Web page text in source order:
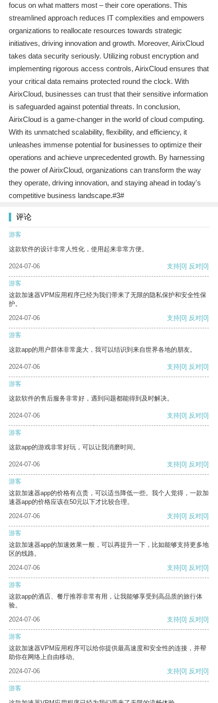
focus on what matters most – their core operations. This
streamlined approach reduces IT complexities and empowers
organizations to reallocate resources towards strategic
initiatives, driving innovation and growth. Moreover, AirixCloud
takes data security seriously. Utilizing robust encryption and
implementing rigorous access controls, AirixCloud ensures that
your critical data remains protected round the clock. With
AirixCloud, businesses can trust that their sensitive information
is safeguarded against potential threats. In conclusion,
AirixCloud is a game-changer in the world of cloud computing.
With its unmatched scalability, flexibility, and efficiency, it
unleashes immense potential for businesses to optimize their
operations and achieve unprecedented growth. By harnessing
the power of AirixCloud, organizations can transform the way
they operate, driving innovation, and staying ahead in today's
competitive business landscape.#3#
评论
游客
这款软件的设计非常人性化，使用起来非常方便。
2024-07-06 支持[0] 反对[0]
游客
这款加速器VPM应用程序已经为我们带来了无限的隐私保护和安全性保
护。
2024-07-06
支持[0] 反对[0]
游客
这款app的用户群体非常庞大，我可以结识到来自世界各地的朋友。
2024-07-06 支持[0] 反对[0]
游客
这款软件的售后服务非常好，遇到问题都能得到及时解决。
2024-07-06 支持[0] 反对[0]
游客
这款app的游戏非常好玩，可以让我消磨时间。
2024-07-06 支持[0] 反对[0]
游客
这款加速器app的价格有点贵，可以适当降低一些。我个人觉得，一款加
速器app的价格应该在50元以下才比较合理。
2024-07-06
支持[0] 反对[0]
游客
这款加速器app的加速效果一般，可以再提升一下，比如能够支持更多地
区的线路。
2024-07-06
支持[0] 反对[0]
游客
这款app的酒店、餐厅推荐非常有用，让我能够享受到高品质的旅行体
验。
2024-07-06
支持[0] 反对[0]
游客
这款加速器VPM应用程序可以给你提供最高速度和安全性的连接，并帮
助你在网络上自由移动。
2024-07-06
支持[0] 反对[0]
游客